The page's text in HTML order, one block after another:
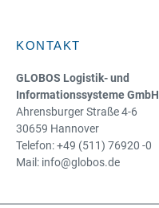
KONTAKT
GLOBOS Logistik- und
Informationssysteme GmbH
Ahrensburger Straße 4-6
30659 Hannover
Telefon: +49 (511) 76920 -0
Mail: info@globos.de